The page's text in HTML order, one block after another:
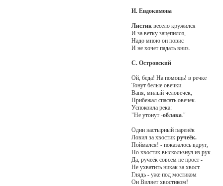
И. Евдокимова
Листиквесело кружился
И за ветку зацепился,
Надо мною он повис
И не хочет падать вниз.
С. Островский
Ой, беда! На помощь! в речке
Тонут белые овечки.
Ваня, милый человечек,
Прибежал спасать овечек.
Успокоила река:
"Не утонут -облака."
Один настырный паренёк
Ловил за хвостик ручеёк.
Поймался! - показалось вдруг,
Но хвостик выскользнул из рук.
Да, ручеёк совсем не прост -
Не ухватить никак за хвост.
Глядь - уже под мостиком
Он Виляет хвостиком!